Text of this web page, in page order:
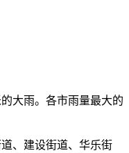
大雨。各市雨量最大的
、建设街道、华乐街